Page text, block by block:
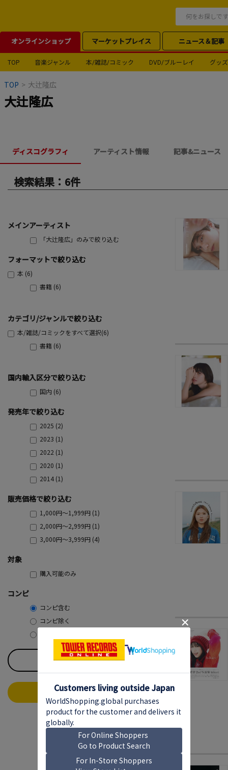
オンラインショップ マーケットプレイス ニュース＆記事
TOP 音楽ジャンル 本/雑誌/コミック DVD/ブルーレイ グッズ
TOP > 大辻隆広
大辻隆広
ディスコグラフィ アーティスト情報 記事&ニュース
検索結果：6件
メインアーティスト
「大辻隆広」のみで絞り込む
フォーマットで絞り込む
本 (6)
書籍 (6)
カテゴリ/ジャンルで絞り込む
本/雑誌/コミックをすべて選択(6)
書籍 (6)
国内輸入区分で絞り込む
国内 (6)
発売年で絞り込む
2025 (2)
2023 (1)
2022 (1)
2020 (1)
2014 (1)
販売価格で絞り込む
1,000円～1,999円 (1)
2,000円～2,999円 (1)
3,000円～3,999円 (4)
対象
購入可能のみ
コンピ
コンピ含む
コンピ除く
すべてのチェックを外す
この条件で絞り込む